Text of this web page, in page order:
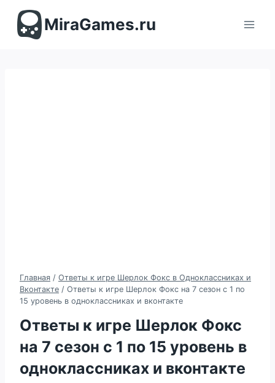
содержимомуMiraGames.ru
Главная / Ответы к игре Шерлок Фокс в Одноклассниках и
Вконтакте / Ответы к игре Шерлок Фокс на 7 сезон с 1 по
15 уровень в одноклассниках и вконтакте
Ответы к игре Шерлок Фокс
на 7 сезон с 1 по 15 уровень в
одноклассниках и вконтакте